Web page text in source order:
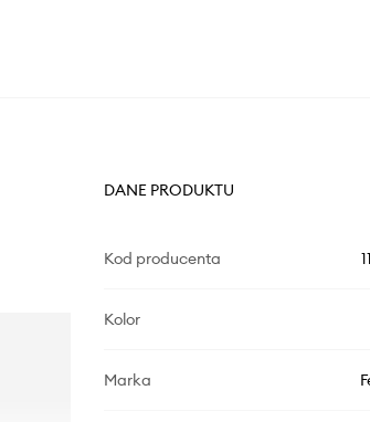
DANE PRODUKTU
Kod producenta
Kolor
Marka